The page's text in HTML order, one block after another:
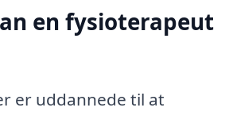
en fysioterapeut
er uddannede til at